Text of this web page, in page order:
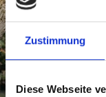
Zustimmung
Diese Webseite